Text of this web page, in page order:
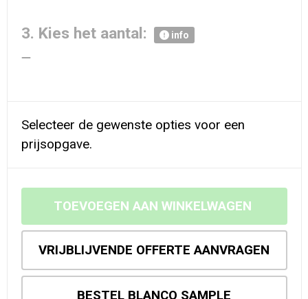
3. Kies het aantal: info
Selecteer de gewenste opties voor een
prijsopgave.
TOEVOEGEN AAN WINKELWAGEN
VRIJBLIJVENDE OFFERTE AANVRAGEN
BESTEL BLANCO SAMPLE